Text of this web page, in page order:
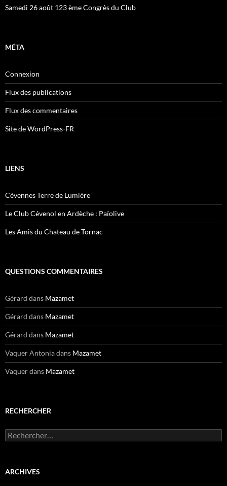
Samedi 26 août 123 ème Congrès du Club
MÉTA
Connexion
Flux des publications
Flux des commentaires
Site de WordPress-FR
LIENS
Cévennes Terre de Lumière
Le Club Cévenol en Ardèche : Païolive
Les Amis du Chateau de Tornac
QUESTIONS COMMENTAIRES
Gérard dans Mazamet
Gérard dans Mazamet
Gérard dans Mazamet
Vaquer Antoniadans Mazamet
Vaquerdans Mazamet
RECHERCHER
Rechercher :
ARCHIVES